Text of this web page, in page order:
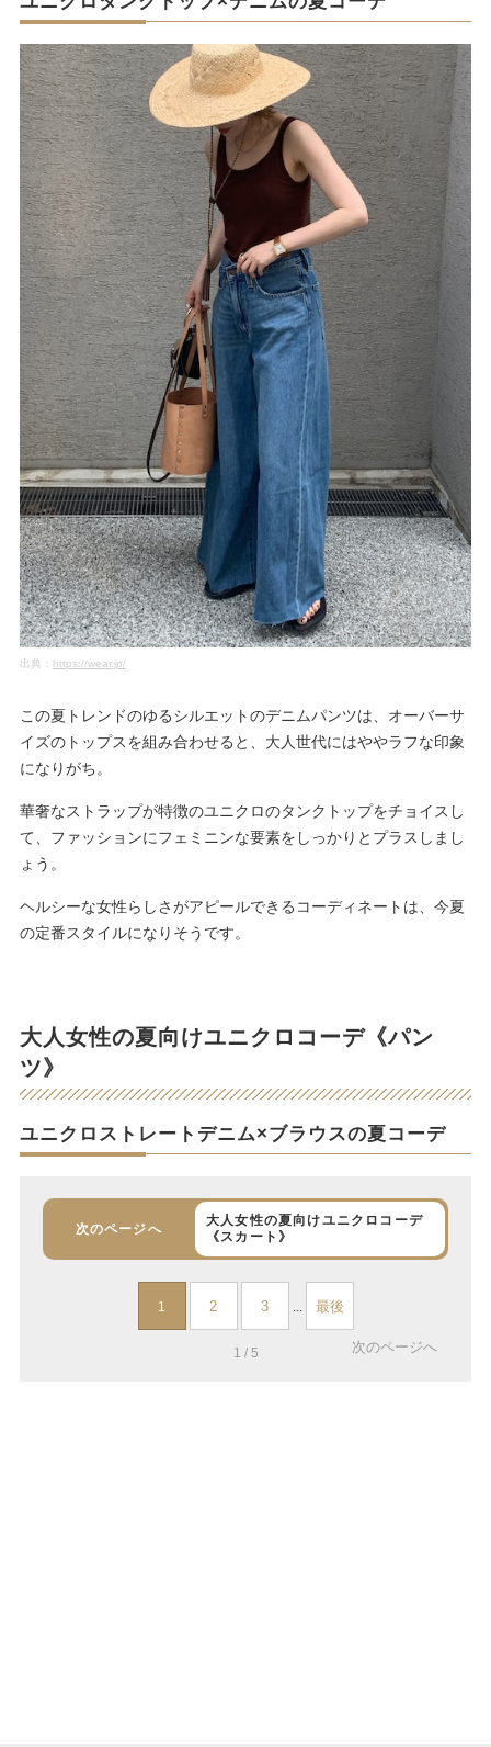
出典： https://wear.jp/
この夏トレンドのゆるシルエットのデニムパンツは、オーバーサ
イズのトップスを組み合わせると、大人世代にはややラフな印象
になりがち。
華奢なストラップが特徴のユニクロのタンクトップをチョイスし
て、ファッションにフェミニンな要素をしっかりとプラスしまし
ょう。
ヘルシーな女性らしさがアピールできるコーディネートは、今夏
の定番スタイルになりそうです。
大人女性の夏向けユニクロコーデ《パン
ツ》
ユニクロストレートデニム×ブラウスの夏コーデ
次のページへ
大人女性の夏向けユニクロコーデ
《スカート》
1 2 3 ... 最後
1 / 5 次のページへ